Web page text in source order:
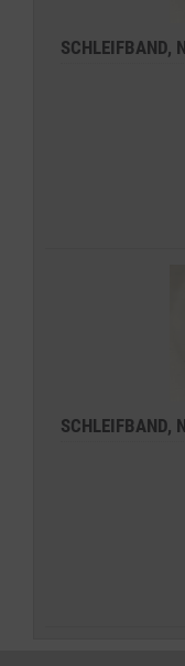
SCHLEIFBAND,
SCHLEIFBAND,